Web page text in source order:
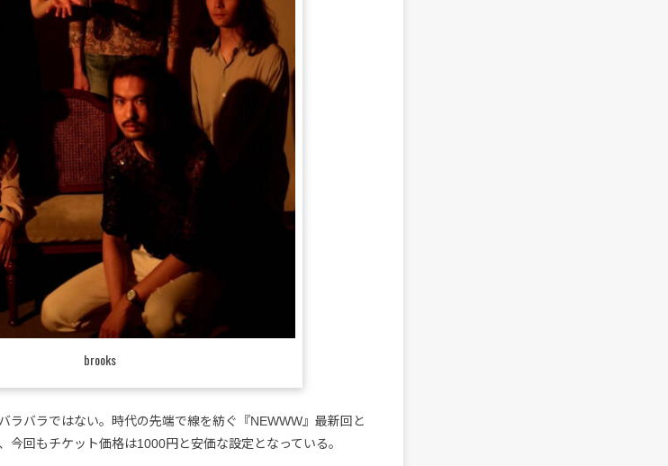
brooks
ラバラではない。時代の先端で線を紡ぐ『NEWWW』最新回と
今回もチケット価格は1000円と安価な設定となっている。